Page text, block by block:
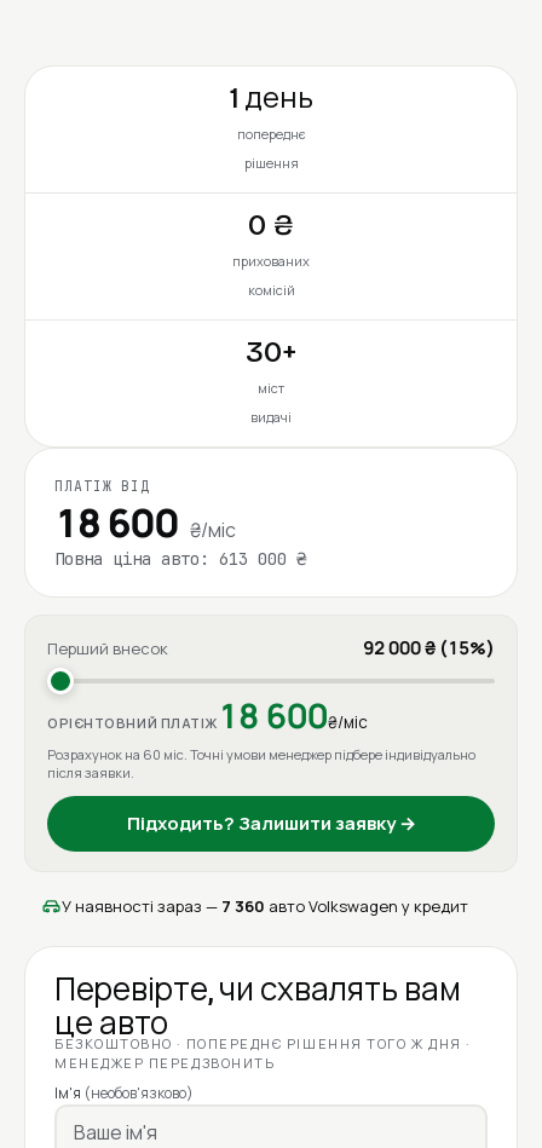
1 день
попереднє
рішення
0 ₴
прихованих
комісій
30+
міст
видачі
ПЛАТІЖ ВІД
18 600 ₴/міс
Повна ціна авто: 613 000 ₴
Перший внесок 92 000 ₴ (15%)
ОРІЄНТОВНИЙ ПЛАТІЖ 18 600₴/міс
Розрахунок на 60 міс. Точні умови менеджер підбере індивідуально
після заявки.
Підходить? Залишити заявку →
У наявності зараз — 7 360 авто Volkswagen у кредит
Перевірте, чи схвалять вам
це авто
БЕЗКОШТОВНО · ПОПЕРЕДНЄ РІШЕННЯ ТОГО Ж ДНЯ ·
МЕНЕДЖЕР ПЕРЕДЗВОНИТЬ
Ім'я (необов'язково)